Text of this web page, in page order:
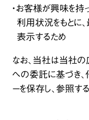
・お客様が興味を持
利用状況をもとに
表示するため
なお、当社は当社
への委託に基づき、
ーを保存し、参照す